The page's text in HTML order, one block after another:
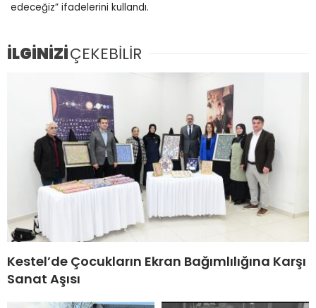
edeceğiz” ifadelerini kullandı.
İLGİNİZİÇEKEBİLİR
Kestel’de Çocukların Ekran Bağımlılığına Karşı
Sanat Aşısı